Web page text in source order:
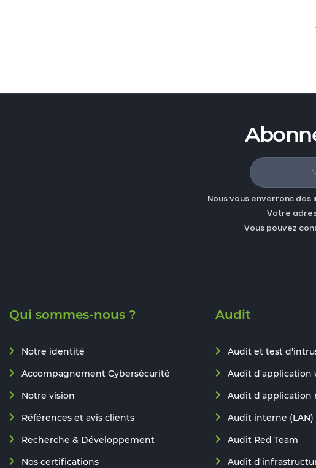
Nous vous enverrons
Votre
Vous pouvez
Qui sommes-nous ?
Notre identité
Accompagnement Cybersécurité
Notre vision
Références et avis clients
Recherche & Développement
Nos certifications
Audit
Audit et test
Audit d'application
Audit d'application
Audit interne (LAN)
Audit Red Team
Audit